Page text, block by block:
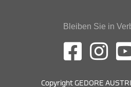
Bleiben Sie in
Copyright GEDORE